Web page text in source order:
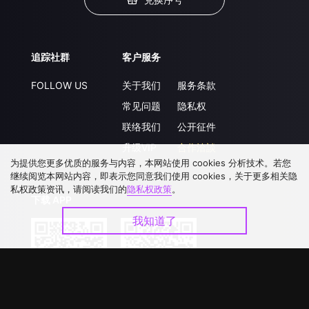
追踪社群
FOLLOW US
客户服务
关于我们
常见问题
联络我们
升级VIP
服务条款
隐私权
公开征件
合作洽談
为提供您更多优质的服务与内容，本网站使用 cookies 分析技术。若您
继续阅览本网站内容，即表示您同意我们使用 cookies，关于更多相关隐
私权政策资讯，请阅读我们的隐私权政策。
我知道了